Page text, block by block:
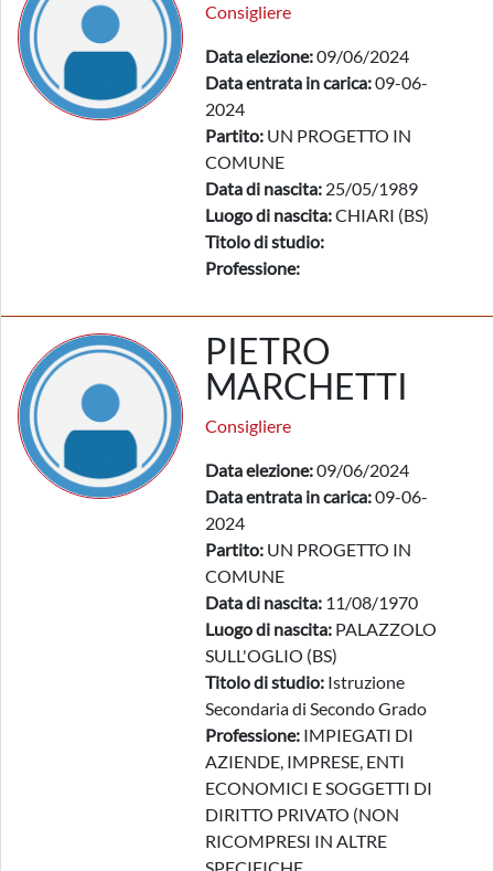
Consigliere
Data elezione:09/06/2024
Data entrata in carica:09-06-
2024
Partito: UN PROGETTO IN
COMUNE
Data di nascita: 25/05/1989
Luogo di nascita:CHIARI (BS)
Titolo di studio:
Professione:
PIETRO
MARCHETTI
Consigliere
Data elezione:09/06/2024
Data entrata in carica:09-06-
2024
Partito: UN PROGETTO IN
COMUNE
Data di nascita: 11/08/1970
Luogo di nascita: PALAZZOLO
SULL'OGLIO (BS)
Titolo di studio: Istruzione
Secondaria di Secondo Grado
Professione: IMPIEGATI DI
AZIENDE, IMPRESE, ENTI
ECONOMICI E SOGGETTI DI
DIRITTO PRIVATO (NON
RICOMPRESI IN ALTRE